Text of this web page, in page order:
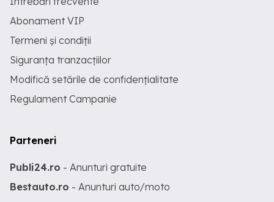
Abonament VIP
Termeni și condiții
Siguranța tranzacțiilor
Modifică setările de confidențialitate
Regulament Campanie
Parteneri
Publi24.ro - Anunturi gratuite
Bestauto.ro - Anunturi auto/moto